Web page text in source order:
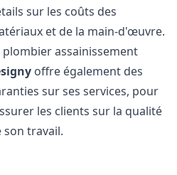
sur les coûts des
et de la main-d'œuvre.
plombier assainissement
offre également des
sur ses services, pour
les clients sur la qualité
son travail.